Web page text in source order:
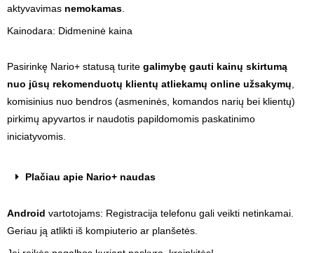
aktyvavimas nemokamas
Kainodara: Didmeninė kaina
Pasirinkę Nario+ statusą turite galimybę gauti kainų skirtumą
nuo jūsų rekomenduotų klientų atliekamų online užsakymų,
komisinius nuo bendros (asmeninės, komandos narių bei klientų)
pirkimų apyvartos ir naudotis papildomomis paskatinimo
iniciatyvomis.
Plačiau apie Nario+ naudas
Android vartotojams: Registracija telefonu gali veikti netinkamai.
Geriau ją atlikti iš kompiuterio ar planšetės.